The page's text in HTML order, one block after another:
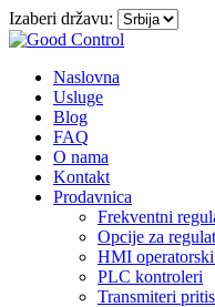
Izaberi državu:
Naslovna
Usluge
Blog
FAQ
O nama
Kontakt
Prodavnica
Frekventni
Opcije za
HMI
PLC kontroleri
Transmiteri